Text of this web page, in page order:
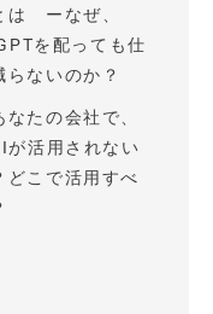
は ーなぜ、
を配っても仕
らないのか？
なたの会社で、
が活用されない
どこで活用すべ